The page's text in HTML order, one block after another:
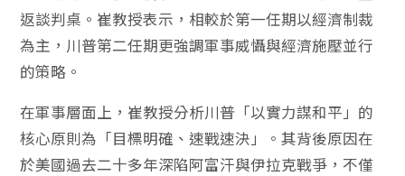
返談判桌。崔教授表示，相較於第一任期以經濟制裁
為主，川普第二任期更強調軍事威懾與經濟施壓並行
的策略。
在軍事層面上，崔教授分析川普「以實力謀和平」的
核心原則為「目標明確、速戰速決」。其背後原因在
於美國過去二十多年深陷阿富汗與伊拉克戰爭，不僅